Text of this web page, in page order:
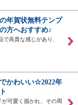
年賀状無料テンプ
方へおすすめ♪
高貴な感じがあり、
かわいい☆2022年
可愛く描かれ、その周